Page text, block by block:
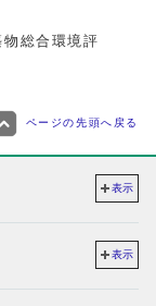
総合環境評
ページの先頭へ戻る
表示
表示